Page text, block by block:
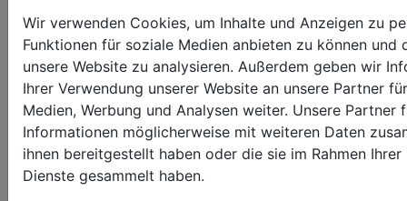
Wir verwenden Cookies, um Inhalte und Anzeigen zu
Funktionen für soziale Medien anbieten zu können und
unsere Website zu analysieren. Außerdem geben wir
Ihrer Verwendung unserer Website an unsere Partner
Medien, Werbung und Analysen weiter. Unsere Partner
Informationen möglicherweise mit weiteren Daten
ihnen bereitgestellt haben oder die sie im Rahmen
Dienste gesammelt haben.
35mm, 50mm, 65mmund andere)
Machen Sie sich keine Sorgen, wenn Sie Jalousien für
größere Fenster benötigen!ClickforBlinds ist Ihr
Ansprechpartner, wenn SieHolzjalousien sogar in 360
cm Breite für Farben wie Weiß, Schwarz und andere
suchen.Bambusjalousienkönnen auch in einer Breite
vonbis zu 300 cmfür ausgewählte Farben hergestellt
werden. Zögern Sie nicht und schauen Sie sich das